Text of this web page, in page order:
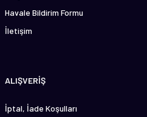
Havale Bildirim Formu
İletişim
ALIŞVERİŞ
İptal, İade Koşulları